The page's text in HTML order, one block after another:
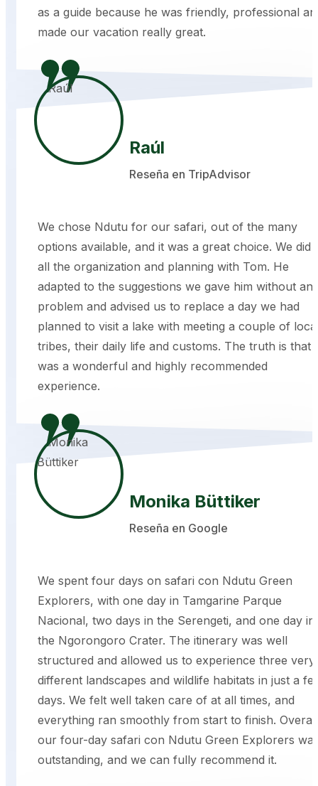
as a guide because he was friendly, professional
made our vacation really great.
Raúl
Reseña en TripAdvisor
We chose Ndutu for our safari, out of the many
options available, and it was a great choice. We did
all the organization and planning with Tom. He
adapted to the suggestions we gave him without
problem and advised us to replace a day we had
planned to visit a lake with meeting a couple of
tribes, their daily life and customs. The truth is that
was a wonderful and highly recommended
experience.
Monika Büttiker
Reseña en Google
We spent four days on safari con Ndutu Green
Explorers, with one day in Tamgarine Parque
Nacional, two days in the Serengeti, and one day in
the Ngorongoro Crater. The itinerary was well
structured and allowed us to experience three very
different landscapes and wildlife habitats in just a
days. We felt well taken care of at all times, and
everything ran smoothly from start to finish.
our four-day safari con Ndutu Green Explorers
outstanding, and we can fully recommend it.